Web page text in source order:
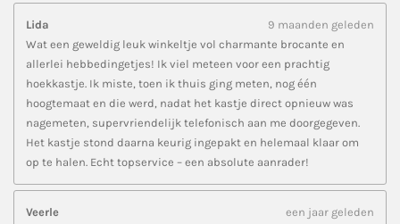
Lida
9 maanden geleden
Wat een geweldig leuk winkeltje vol charmante brocante en
allerlei hebbedingetjes! Ik viel meteen voor een prachtig
hoekkastje. Ik miste, toen ik thuis ging meten, nog één
hoogtemaat en die werd, nadat het kastje direct opnieuw was
nagemeten, supervriendelijk telefonisch aan me doorgegeven.
Het kastje stond daarna keurig ingepakt en helemaal klaar om
op te halen. Echt topservice – een absolute aanrader!
Veerle
een jaar geleden